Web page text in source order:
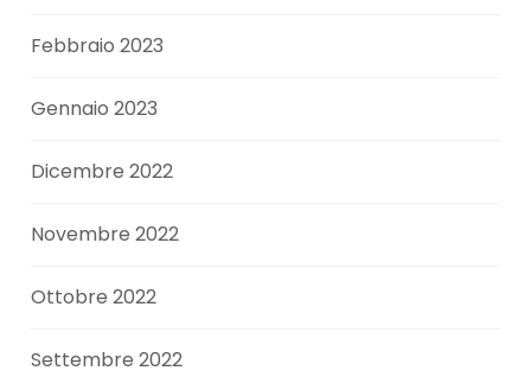
Febbraio 2023
Gennaio 2023
Dicembre 2022
Novembre 2022
Ottobre 2022
Settembre 2022